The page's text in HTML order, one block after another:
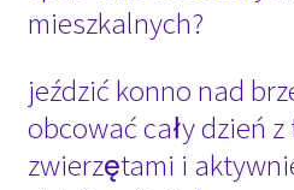
mieszkalnych?
jeździć konno nad
obcować cały dzień
zwierzętami i